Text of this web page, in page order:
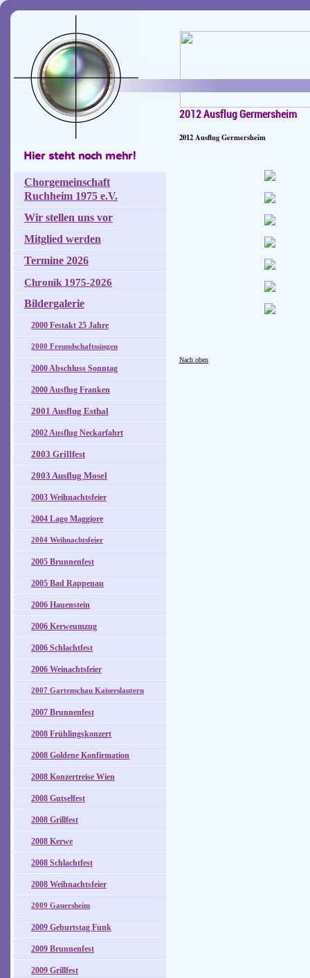
Hier steht noch mehr!
Chorgemeinschaft
Ruchheim 1975 e.V.
Wir stellen uns vor
Mitglied werden
Termine 2026
Chronik 1975-2026
Bildergalerie
2000 Festakt 25 Jahre
2000 Freundschaftssingen
2000 Abschluss Sonntag
2000 Ausflug Franken
2001 Ausflug Esthal
2002 Ausflug Neckarfahrt
2003 Grillfest
2003 Ausflug Mosel
2003 Weihnachtsfeier
2004 Lago Maggiore
2004 Weihnachtsfeier
2005 Brunnenfest
2005 Bad Rappenau
2006 Hauenstein
2006 Kerweumzug
2006 Schlachtfest
2006 Weinachtsfeier
2007 Gartenschau Kaiserslautern
2007 Brunnenfest
2008 Frühlingskonzert
2008 Goldene Konfirmation
2008 Konzertreise Wien
2008 Gutselfest
2008 Grillfest
2008 Kerwe
2008 Schlachtfest
2008 Weihnachtsfeier
2009 Gauersheim
2009 Geburtstag Funk
2009 Brunnenfest
2009 Grillfest
2012 Ausflug Germersheim
2012 Ausflug Germersheim
Nach oben